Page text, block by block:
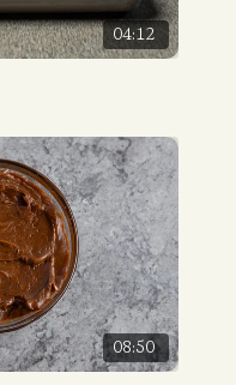
04:12
08:50